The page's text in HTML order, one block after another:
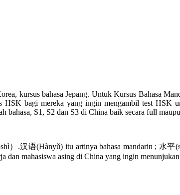
kursus bahasa Jepang. Untuk Kursus Bahasa
bagi mereka yang ingin mengambil test HSK
bahasa, S1, S2 dan S3 di China baik secara full
）.汉语(Hànyǔ) itu artinya bahasa mandarin ; 水平
dan mahasiswa asing di China yang ingin